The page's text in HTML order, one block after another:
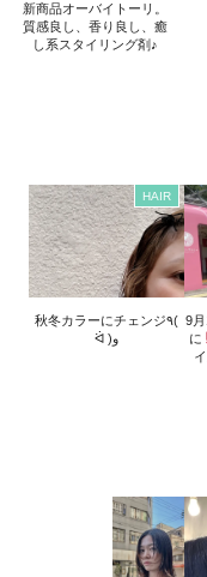
新商品オーバイトーリ。
質感良し、香り良し、癒
し系スタイリング剤♪
HAIR
秋冬カラーにチェンジ٩(
ᐛ )و
9
に